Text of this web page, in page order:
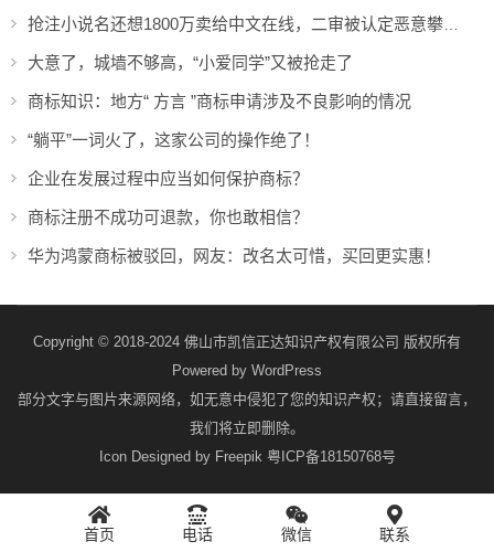
抢注小说名还想1800万卖给中文在线，二审被认定恶意攀附知名度
大意了，城墙不够高，“小爱同学”又被抢走了
商标知识：地方“ 方言 ”商标申请涉及不良影响的情况
“躺平”一词火了，这家公司的操作绝了！
企业在发展过程中应当如何保护商标？
商标注册不成功可退款，你也敢相信？
华为鸿蒙商标被驳回，网友：改名太可惜，买回更实惠！
Copyright © 2018-2024 佛山市凯信正达知识产权有限公司 版权所有
Powered by WordPress
部分文字与图片来源网络，如无意中侵犯了您的知识产权；请直接留言，
我们将立即删除。
Icon Designed by Freepik 粤ICP备18150768号
首页 电话 微信 联系